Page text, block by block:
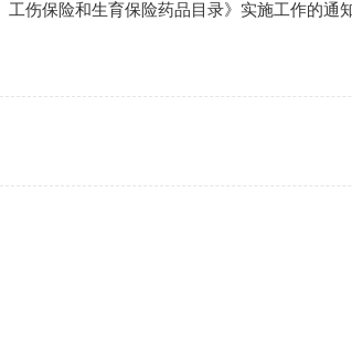
伤保险和生育保险药品目录》实施工作的通